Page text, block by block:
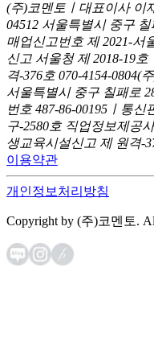
(주)코멘토ㅣ대표이사 이
04512 서울특별시 중구
매업신고번호 제 2021-서
신고 서울청 제 2018-19
격-376호 070-4154-0804(
서울특별시 중구 칠패로
번호 487-86-00195ㅣ통
구-2580호 직업정보제공
생교육시설신고 제 원격-
이용약관
개인정보처리방침
Copyright by (주)코멘토.